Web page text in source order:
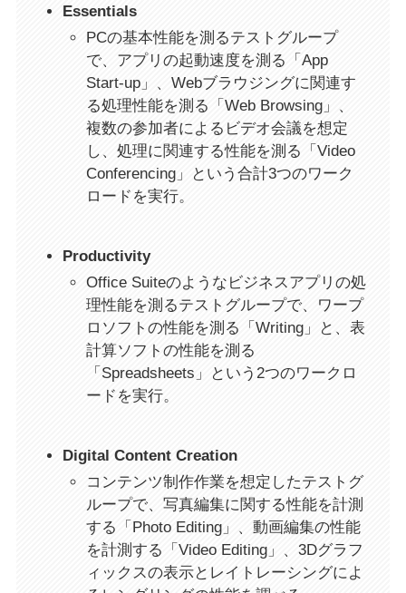
Essentials
PCの基本性能を測るテストグループ
で、アプリの起動速度を測る「App
Start-up」、Webブラウジングに関連す
る処理性能を測る「Web Browsing」、
複数の参加者によるビデオ会議を想定
し、処理に関連する性能を測る「Video
Conferencing」という合計3つのワーク
ロードを実行。
Productivity
Office Suiteのようなビジネスアプリの処
理性能を測るテストグループで、ワープ
ロソフトの性能を測る「Writing」と、表
計算ソフトの性能を測る
「Spreadsheets」という2つのワークロ
ードを実行。
Digital Content Creation
コンテンツ制作作業を想定したテストグ
ループで、写真編集に関する性能を計測
する「Photo Editing」、動画編集の性能
を計測する「Video Editing」、3Dグラフ
ィックスの表示とレイトレーシングによ